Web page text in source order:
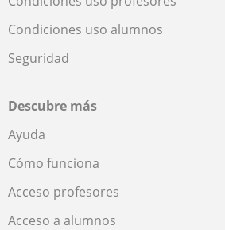
Condiciones uso alumnos
Seguridad
Descubre más
Ayuda
Cómo funciona
Acceso profesores
Acceso a alumnos